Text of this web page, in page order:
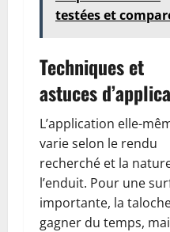
testées et
Techniques et
astuces
L’application elle-
varie selon le rendu
recherché et la
l’enduit. Pour une
importante, la
gagner du temps,